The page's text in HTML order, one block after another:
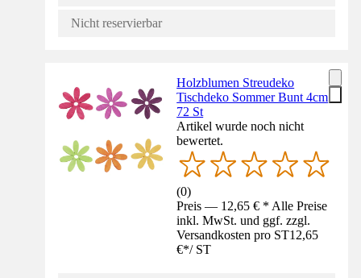
Nicht reservierbar
Holzblumen Streudeko
Tischdeko Sommer Bunt 4cm
72 St
Artikel wurde noch nicht
bewertet.
(0)
Preis — 12,65 € * Alle Preise
inkl. MwSt. und ggf. zzgl.
Versandkosten pro ST12,65
€*/ ST